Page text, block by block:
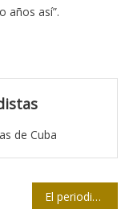
años así”.
de Cuba
El periodismo y la croqueta